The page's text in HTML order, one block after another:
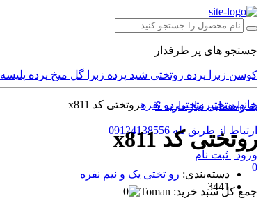
جستجو های پر طرفدار
کوسن زبرا پرده روتختی شید پرده زبرا گل میخ پرده پلیسه
به راهنمایی نیاز دارید ؟
ارتباط از طریق بله 09124138556
ورود | ثبت نام
0
جمع کل سبد خرید: 0
خانهروتختیروتختی دو نفرهروتختی کد x811
روتختی کد x811
دسته‌بندی: رو تختی یک و نیم نفره
3441